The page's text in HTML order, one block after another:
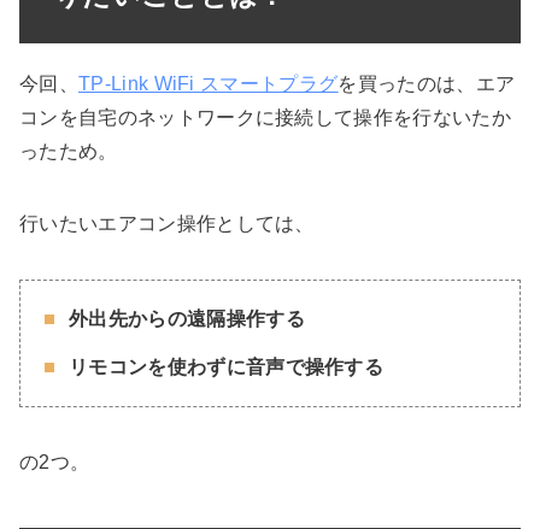
今回、 TP-Link WiFi スマートプラグを買ったのは、エア
コンを自宅のネットワークに接続して操作を行ないたか
ったため。
行いたいエアコン操作としては、
外出先からの遠隔操作する
リモコンを使わずに音声で操作する
の2つ。